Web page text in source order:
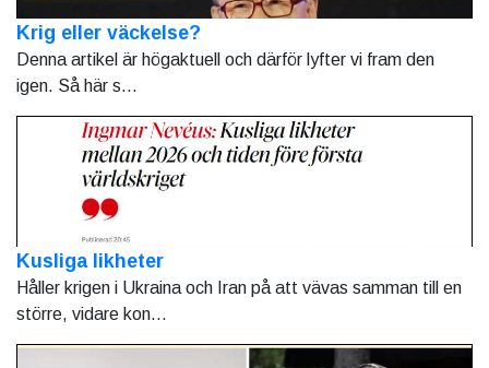
Krig eller väckelse?
Denna artikel är högaktuell och därför lyfter vi fram den
igen. Så här s...
Kusliga likheter
Håller krigen i Ukraina och Iran på att vävas samman till en
större, vidare kon...